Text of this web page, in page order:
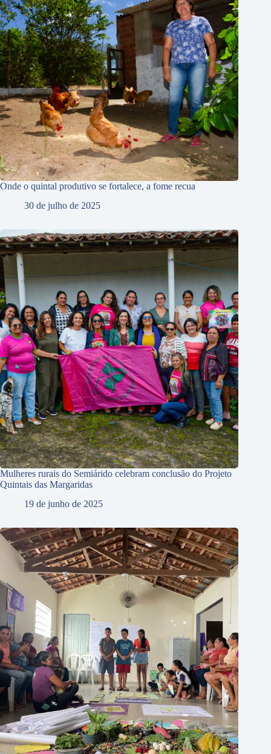
Onde o quintal produtivo se fortalece, a fome recua
30 de julho de 2025
Mulheres rurais do Semiárido celebram conclusão do Projeto
Quintais das Margaridas
19 de junho de 2025